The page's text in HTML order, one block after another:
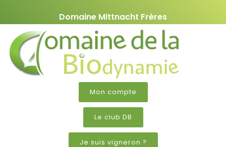
Domaine Mittnacht Frères
Mon compte
Le club DB
Je suis vigneron ?